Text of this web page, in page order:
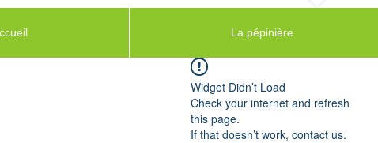
La pépinière
Widget Didn’t Load
Check your internet and refresh
this page.
If that doesn’t work, contact us.